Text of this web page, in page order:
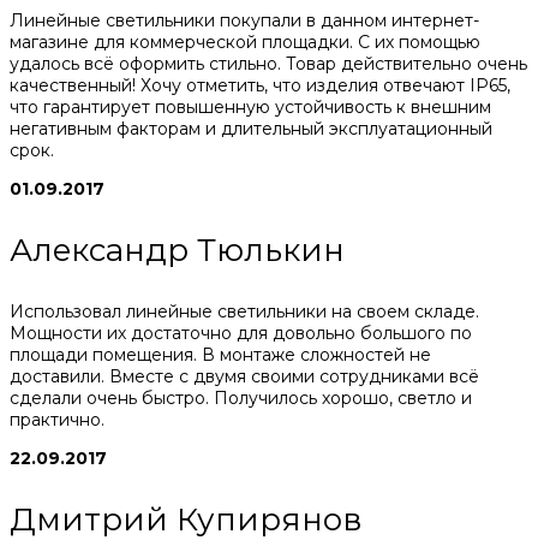
Линейные светильники покупали в данном интернет-
магазине для коммерческой площадки. С их помощью
удалось всё оформить стильно. Товар действительно очень
качественный! Хочу отметить, что изделия отвечают IP65,
что гарантирует повышенную устойчивость к внешним
негативным факторам и длительный эксплуатационный
срок.
01.09.2017
Александр Тюлькин
Использовал линейные светильники на своем складе.
Мощности их достаточно для довольно большого по
площади помещения. В монтаже сложностей не
доставили. Вместе с двумя своими сотрудниками всё
сделали очень быстро. Получилось хорошо, светло и
практично.
22.09.2017
Дмитрий Купирянов